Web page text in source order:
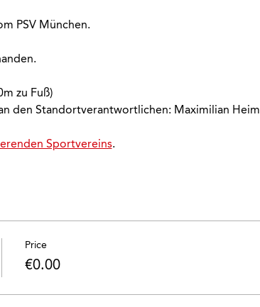
PSV München.
zu Fuß)
den Standortverantwortlichen: Maximilian Heim
Sportvereins.
Price
€0.00